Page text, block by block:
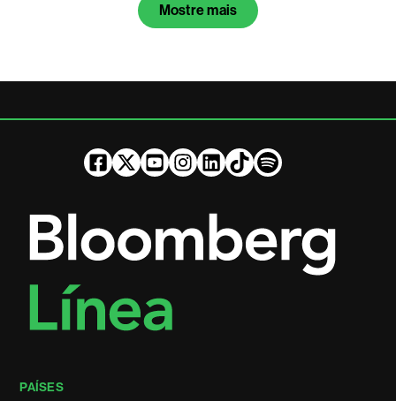
Mostre mais
PAÍSES